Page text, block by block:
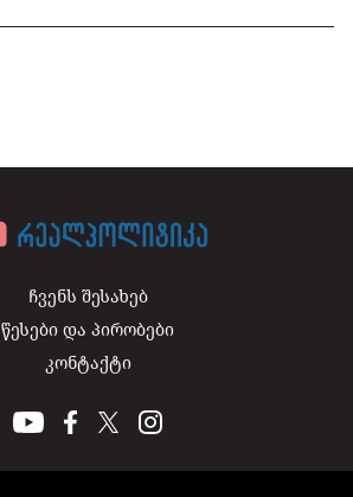
ჩვენს შესახებ
წესები და პირობები
კონტაქტი